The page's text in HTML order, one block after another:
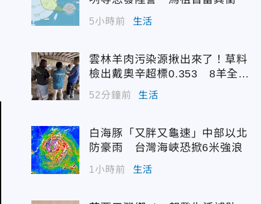
5小時前 生活
雲林羊肉污染源揪出來了！草料
檢出戴奧辛超標0.353 8羊全撲
殺化製
52分鐘前 生活
白海豚「又胖又龜速」中部以北
防豪雨 台灣海峽恐掀6米強浪
1小時前 生活